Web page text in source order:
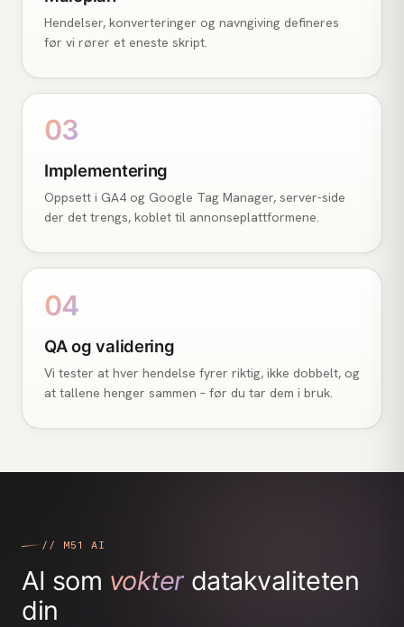
Hendelser, konverteringer og navngiving defineres
før vi rører et eneste skript.
03
Implementering
Oppsett i GA4 og Google Tag Manager, server-side
der det trengs, koblet til annonseplattformene.
04
QA og validering
Vi tester at hver hendelse fyrer riktig, ikke dobbelt, og
at tallene henger sammen – før du tar dem i bruk.
// M51 AI
AI som vokter datakvaliteten
din